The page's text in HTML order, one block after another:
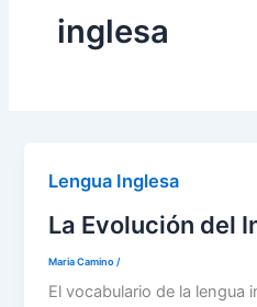
inglesa
Lengua Inglesa
La Evolución del
Maria Camino/
El vocabulario de la lengua